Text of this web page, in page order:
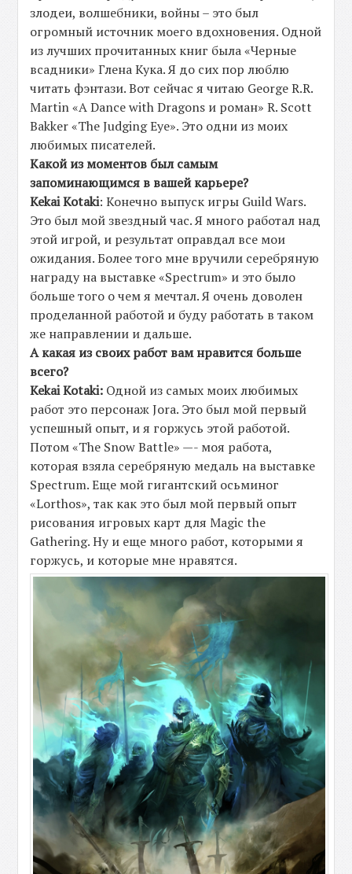
злодеи, волшебники, войны – это был
огромный источник моего вдохновения. Одной
из лучших прочитанных книг была «Черные
всадники» Глена Кука. Я до сих пор люблю
читать фэнтази. Вот сейчас я читаю George R.R.
Martin «A Dance with Dragons и роман» R. Scott
Bakker «The Judging Eye». Это одни из моих
любимых писателей.
Какой из моментов был самым
запоминающимся в вашей карьере?
Kekai Kotaki: Конечно выпуск игры Guild Wars.
Это был мой звездный час. Я много работал над
этой игрой, и результат оправдал все мои
ожидания. Более того мне вручили серебряную
награду на выставке «Spectrum» и это было
больше того о чем я мечтал. Я очень доволен
проделанной работой и буду работать в таком
же направлении и дальше.
А какая из своих работ вам нравится больше
всего?
Kekai Kotaki: Одной из самых моих любимых
работ это персонаж Jora. Это был мой первый
успешный опыт, и я горжусь этой работой.
Потом «The Snow Battle» —- моя работа,
которая взяла серебряную медаль на выставке
Spectrum. Еще мой гигантский осьминог
«Lorthos», так как это был мой первый опыт
рисования игровых карт дляMagic the
Gathering. Ну и еще много работ, которыми я
горжусь, и которые мне нравятся.